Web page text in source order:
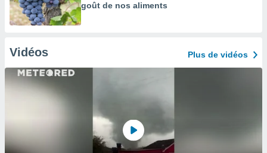
goût de nos aliments
Vidéos Plus de vidéos